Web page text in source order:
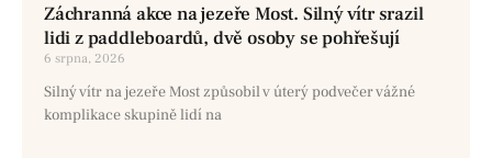
Záchranná akce na jezeře Most. Silný vítr srazil
lidi z paddleboardů, dvě osoby se pohřešují
6 srpna, 2026
Silný vítr na jezeře Most způsobil v úterý podvečer vážné
komplikace skupině lidí na